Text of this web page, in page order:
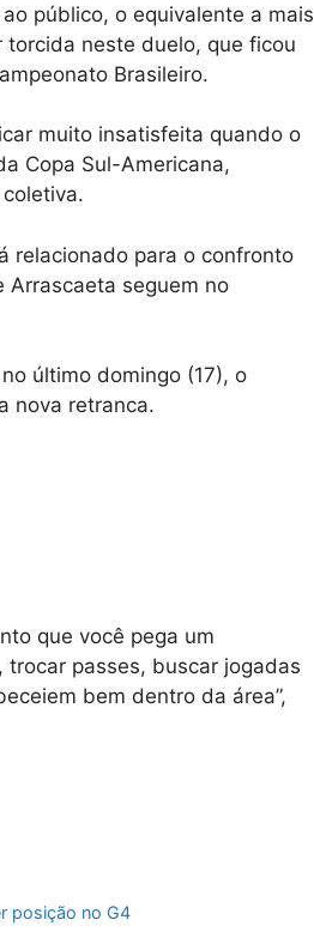
público, o equivalente a mais
neste duelo, que ficou
Brasileiro.
muito insatisfeita quando o
Copa Sul-Americana,
relacionado para o confronto
Arrascaeta seguem no
último domingo (17), o
nova retranca.
que você pega um
passes, buscar jogadas
bem dentro da área”,
posição no G4